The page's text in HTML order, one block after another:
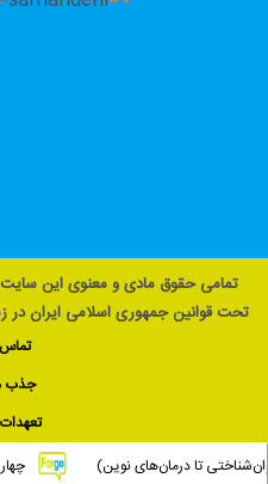
تمامی حقوق مادی و معنوی این سایت
تحت قوانین جمهوری اسلامی ایران در
تماس
جذب
تا درمان‌های نوین)